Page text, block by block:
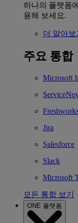
하나의 플랫폼
용해 보세요.
더 알아보
주요 통합
Microsoft
Jira
Salesforce
Slack
Microsoft
모든 통합 보기
ONE 플랫폼